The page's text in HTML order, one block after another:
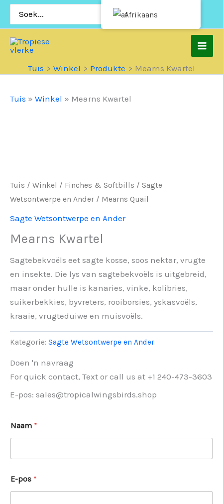
Slaan
inhoud
vir:
Tuis Winkel Produkte Mearns Kwartel
Tuis » Winkel » Mearns Kwartel
Tuis / Winkel / Finches & Softbills / Sagte
Wetsontwerpe en Ander / Mearns Quail
Sagte Wetsontwerpe en Ander
Mearns Kwartel
Sagtebekvoëls eet sagte kosse, soos nektar, vrugte
en insekte. Die lys van sagtebekvoëls is uitgebreid,
maar onder hulle is kanaries, vinke, kolibries,
suikerbekkies, byvreters, rooiborsies, yskasvoëls,
kraaie, vrugteduiwe en muisvoëls.
Kategorie: Sagte Wetsontwerpe en Ander
Doen 'n navraag
For quick contact, Text or call us at +1 240-473-3603
E-pos: sales@tropicalwingsbirds.shop
Naam *
E-pos *
Afrikaans